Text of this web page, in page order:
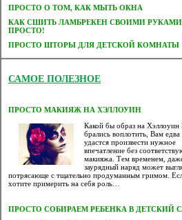
ПРОСТО О ТОМ, КАК МЫТЬ ОКНА
КАК СШИТЬ ЛАМБРЕКЕН СВОИМИ
ПРОСТО!
ПРОСТО ШТОРЫ ДЛЯ ДЕТСКОЙ КОМНАТЫ
САМОЕ ПОЛЕЗНОЕ
ПРОСТО МАКИЯЖ НА ХЭЛЛОУИН
Какой бы образ на
брались воплотить, Вам едва
удастся произвести нужное
впечатление без
макияжа. Тем временем,
заурядный наряд может
потрясающе с тщательно продуманным гримом.
хотите примерить на себя роль…
ПРОСТО СОБИРАЕМ РЕБЕНКА В ДЕТСКИЙ